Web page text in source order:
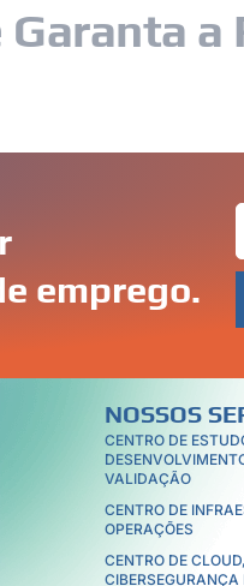
a
crescem
emprego.
NOSSOS
CENTRO DE
VALIDAÇÃO
CENTRO DE
OPERAÇÕES
CENTRO DE CLOUD,
CIBERSEGURANÇA